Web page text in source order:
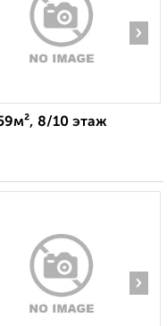
›
8/10 этаж
›